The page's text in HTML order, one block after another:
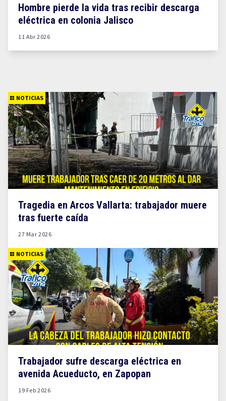
Hombre pierde la vida tras recibir descarga
eléctrica en colonia Jalisco
11 Abr 2026
NOTICIAS
Tragedia en Arcos Vallarta: trabajador muere
tras fuerte caída
27 Mar 2026
NOTICIAS
Trabajador sufre descarga eléctrica en
avenida Acueducto, en Zapopan
19 Feb 2026